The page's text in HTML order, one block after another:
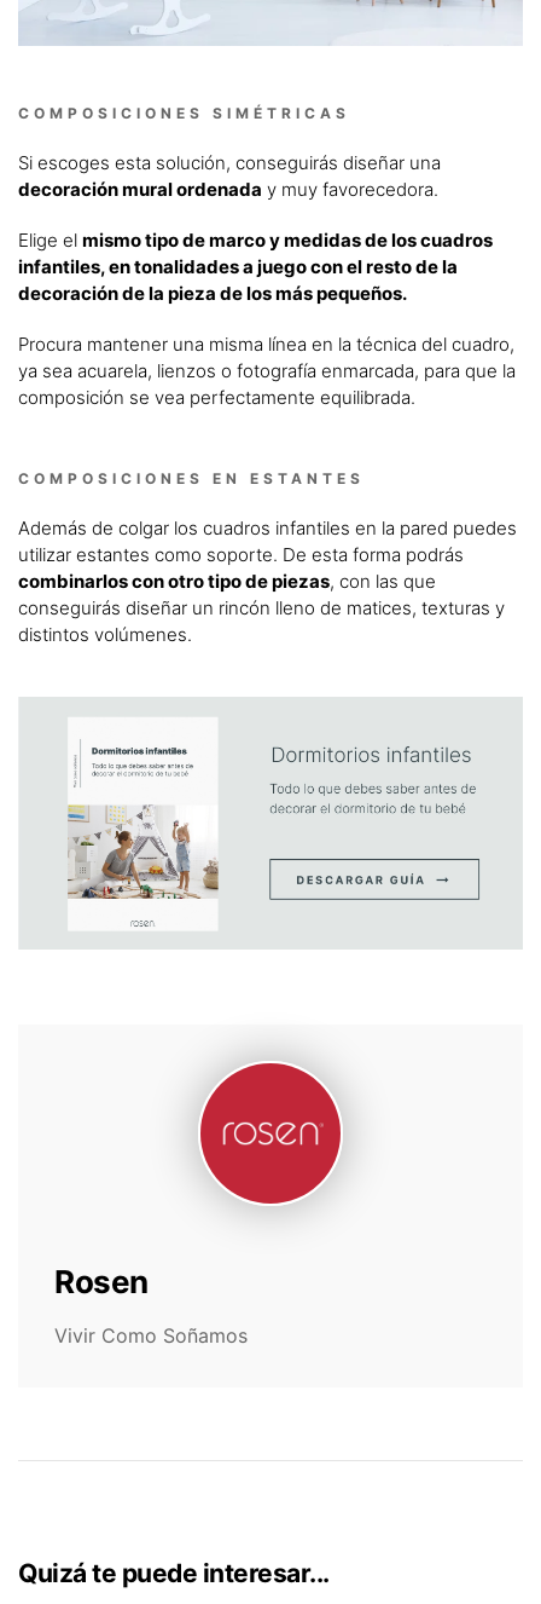
COMPOSICIONES SIMÉTRICAS
Si escoges esta solución, conseguirás diseñar una
decoración mural ordenada y muy favorecedora.
Elige el mismo tipo de marco y medidas de los cuadros
infantiles, en tonalidades a juego con el resto de la
decoración de la pieza de los más pequeños.
Procura mantener una misma línea en la técnica del cuadro,
ya sea acuarela, lienzos o fotografía enmarcada, para que la
composición se vea perfectamente equilibrada.
COMPOSICIONES EN ESTANTES
Además de colgar los cuadros infantiles en la pared puedes
utilizar estantes como soporte. De esta forma podrás
combinarlos con otro tipo de piezas, con las que
conseguirás diseñar un rincón lleno de matices, texturas y
distintos volúmenes.
Rosen
Vivir Como Soñamos
Quizá te puede interesar...